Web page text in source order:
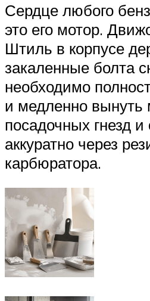
Сердце любого
это его мотор.
Штиль в корпусе
закаленные болта
необходимо
и медленно вынуть
посадочных гнезд и
аккуратно через
карбюратора.